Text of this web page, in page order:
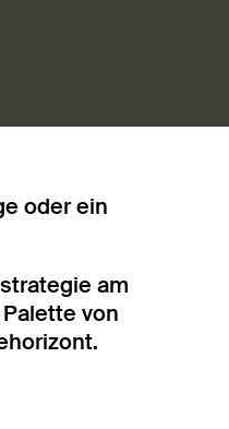
oder ein
am
von